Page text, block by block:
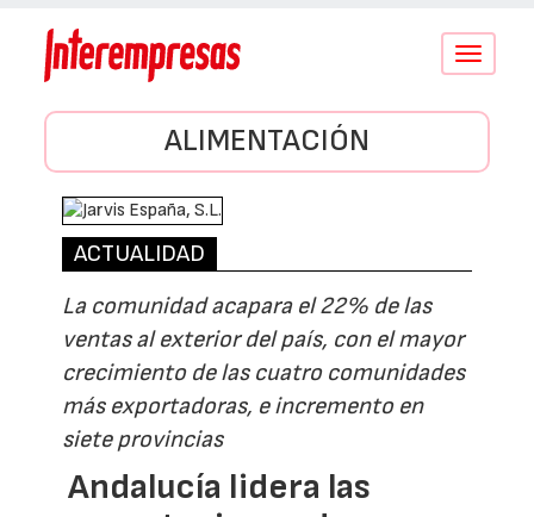
Conmutar
ALIMENTACIÓN
ACTUALIDAD
La comunidad acapara el 22% de las
ventas al exterior del país, con el mayor
crecimiento de las cuatro comunidades
más exportadoras, e incremento en
siete provincias
Andalucía lidera las